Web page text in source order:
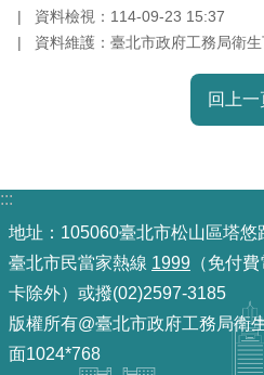
TAIPEI
府
網
站
資
料
資料檢視：114-09-23 15:37
資料維護：臺北市政府工務局衛
回上一
:::
地址：105060臺北市松山區塔悠
臺北市民當家熱線 1999 （免付
卡除外）或撥(02)2597-3185
版權所有@臺北市政府工務局衛
面1024*768